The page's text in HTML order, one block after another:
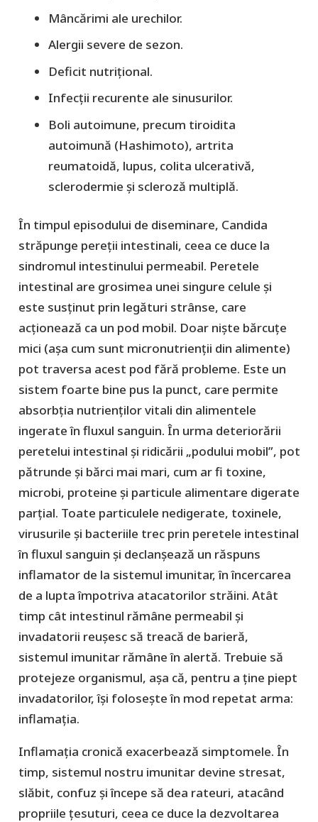
Mâncărimi ale urechilor.
Alergii severe de sezon.
Deficit nutrițional.
Infecții recurente ale sinusurilor.
Boli autoimune, precum tiroidita
autoimună (Hashimoto), artrita
reumatoidă, lupus, colita ulcerativă,
sclerodermie și scleroză multiplă.
În timpul episodului de diseminare, Candida
străpunge pereții intestinali, ceea ce duce la
sindromul intestinului permeabil. Peretele
intestinal are grosimea unei singure celule și
este susținut prin legături strânse, care
acționează ca un pod mobil. Doar niște bărcuțe
mici (așa cum sunt micronutrienții din alimente)
pot traversa acest pod fără probleme. Este un
sistem foarte bine pus la punct, care permite
absorbția nutrienților vitali din alimentele
ingerate în fluxul sanguin. În urma deteriorării
peretelui intestinal și ridicării „podului mobil”, pot
pătrunde și bărci mai mari, cum ar fi toxine,
microbi, proteine și particule alimentare digerate
parțial. Toate particulele nedigerate, toxinele,
virusurile și bacteriile trec prin peretele intestinal
în fluxul sanguin și declanșează un răspuns
inflamator de la sistemul imunitar, în încercarea
de a lupta împotriva atacatorilor străini. Atât
timp cât intestinul rămâne permeabil și
invadatorii reușesc să treacă de barieră,
sistemul imunitar rămâne în alertă. Trebuie să
protejeze organismul, așa că, pentru a ține piept
invadatorilor, își folosește în mod repetat arma:
inflamația.
Inflamația cronică exacerbează simptomele. În
timp, sistemul nostru imunitar devine stresat,
slăbit, confuz și începe să dea rateuri, atacând
propriile țesuturi, ceea ce duce la dezvoltarea